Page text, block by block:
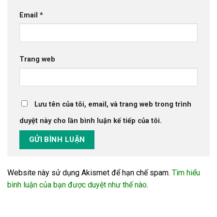
Email *
Trang web
Lưu tên của tôi, email, và trang web trong trình
duyệt này cho lần bình luận kế tiếp của tôi.
Website này sử dụng Akismet để hạn chế spam. Tìm hiểu
bình luận của bạn được duyệt như thế nào.